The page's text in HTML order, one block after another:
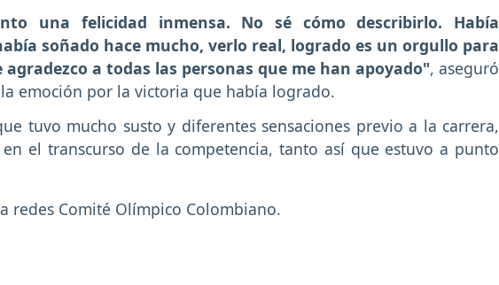
una felicidad inmensa. No sé cómo describirlo. Había
soñado hace mucho, verlo real, logrado es un orgullo para
a todas las personas que me han apoyado", aseguró
emoción por la victoria que había logrado.
tuvo mucho susto y diferentes sensaciones previo a la carrera,
el transcurso de la competencia, tanto así que estuvo a punto